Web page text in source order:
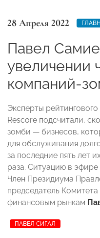
28 Апреля 2022
Павел
увеличении
компаний-
Эксперты
Rescore подсчитали,
зомби — бизнесов,
для обслуживания
за последние пять лет
раза. Ситуацию в
Член Президиума
председатель
финансовым рынкам
ПАВЕЛ СИГАЛ